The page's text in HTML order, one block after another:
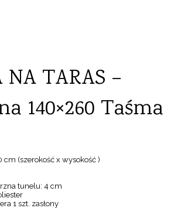
NA TARAS –
140×260 Taśma
cm (szerokość x wysokość )
tunelu: 4 cm
1 szt. zasłony